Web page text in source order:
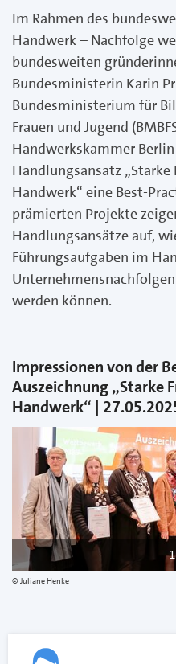
Im Rahmen des
Handwerk – Nachfolge
bundesweiten
Bundesministerin Karin
Bundesministerium für
Frauen und Jugend
Handwerkskammer
Handlungsansatz
Handwerk“ eine Best-
prämierten Projekte
Handlungsansätze auf,
Führungsaufgaben im
werden können.
Impressionen von der
Auszeichnung „Starke
Handwerk“ |
Juliane Henke
zurück